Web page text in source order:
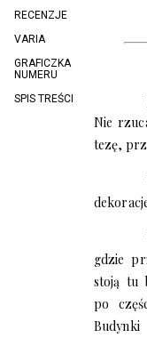
RECENZJE
VARIA
GRAFICZKA
NUMERU
SPIS TREŚCI
Nie
tezę,
gdzie
stoją tu
po